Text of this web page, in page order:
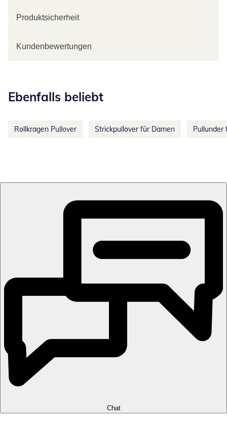
Produktsicherheit
Kundenbewertungen
Ebenfalls beliebt
Rollkragen Pullover Strickpullover für Damen Pullunder
Chat